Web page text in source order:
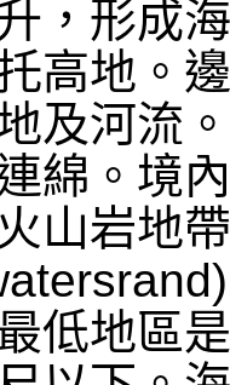
，形成
高地。
及河流
綿。境
山岩地
最低地區